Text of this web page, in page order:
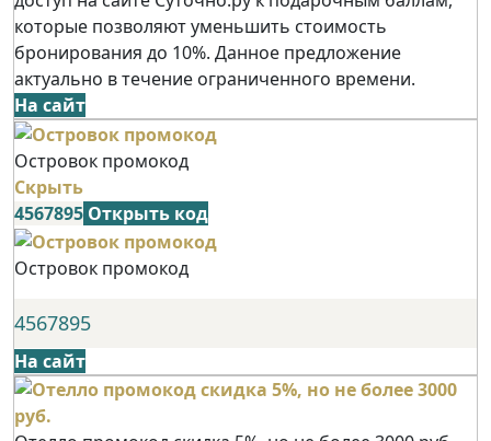
которые позволяют уменьшить стоимость
бронирования до 10%. Данное предложение
актуально в течение ограниченного времени.
На сайт
Островок промокод
Скрыть
4567895 Открыть код
Островок промокод
4567895
На сайт